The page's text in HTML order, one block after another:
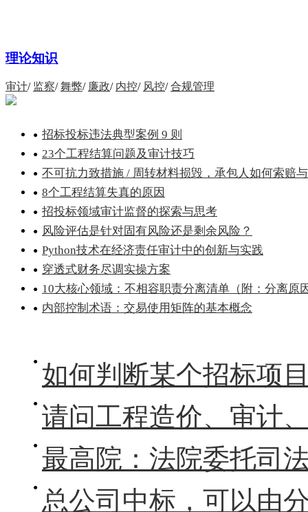
理论知识
审计/ 监察/舞弊/ 廉政/ 内控/ 风控/合规管理
招标投标违法典型案例 9 则
23个工程结算问题及审计技巧
不可抗力致措施 / 周转材料损毁，承包人如何索赔
8个工程结算失真的原因
招投标领域审计监督的探索与思考
风险评估是针对固有风险还是剩余风险？
Python技术在经济责任审计中的创新与实践
穿透式财务尽调实操方案
10大核心领域：不相容职责分离清单（附：分离原
内部控制术语：交易使用矩阵的基本概念
如何判断某个招标项
请问工程造价、审计、招标代理、
最高院：法院委托司法鉴定时系向
总公司中标，可以由